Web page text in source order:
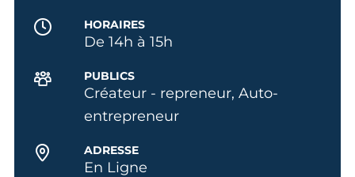
HORAIRES
De 14h à 15h
PUBLICS
Créateur - repreneur, Auto-
entrepreneur
ADRESSE
En Ligne